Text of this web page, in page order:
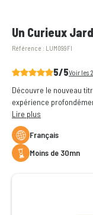
Un Curieux
Référence : LUM099FI
5/5Voir les
Découvre le nouveau
expérience
piochez et découvrez
Observe, discute et
Lire plus
Français
moins de 30mn